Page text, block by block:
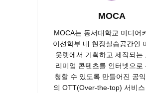
MOCA
MOCA는 동서대학교 미디어
이션학부 내 현장실습공간인
웃렛에서 기획하고 제작되는
리미엄 콘텐츠를 인터넷으로
청할 수 있도록 만들어진 공
의 OTT(Over-the-top) 서비스